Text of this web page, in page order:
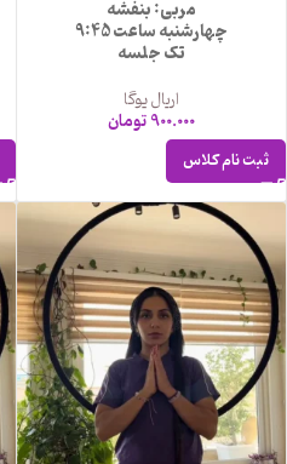
مربی: بنفشه
چهارشنبه ساعت 9:45
تک جلسه
اریال یوگا
900.000تومان
ثبت نام کلاس